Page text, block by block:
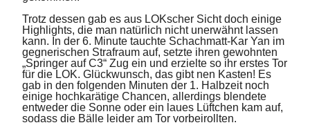
Trotz dessen gab es aus LOKscher Sicht doch einige
Highlights, die man natürlich nicht unerwähnt lassen
kann. In der 6. Minute tauchte Schachmatt-Kar Yan im
gegnerischen Strafraum auf, setzte ihren gewohnten
„Springer auf C3“ Zug ein und erzielte so ihr erstes Tor
für die LOK. Glückwunsch, das gibt nen Kasten! Es
gab in den folgenden Minuten der 1. Halbzeit noch
einige hochkarätige Chancen, allerdings blendete
entweder die Sonne oder ein laues Lüftchen kam auf,
sodass die Bälle leider am Tor vorbeirollten.